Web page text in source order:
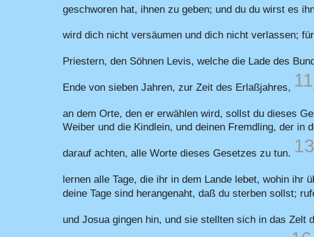
geschworen hat, ihnen zu geben; und du du wirst es
wird dich nicht versäumen und dich nicht verlassen;
Priestern, den Söhnen Levis, welche die Lade des
Ende von sieben Jahren, zur Zeit des Erlaßjahres, 11
an dem Orte, den er erwählen wird, sollst du dieses
Weiber und die Kindlein, und deinen Fremdling, der in
darauf achten, alle Worte dieses Gesetzes zu tun. 13
lernen alle Tage, die ihr in dem Lande lebet, wohin ihr
deine Tage sind herangenaht, daß du sterben sollst;
und Josua gingen hin, und sie stellten sich in das Zelt